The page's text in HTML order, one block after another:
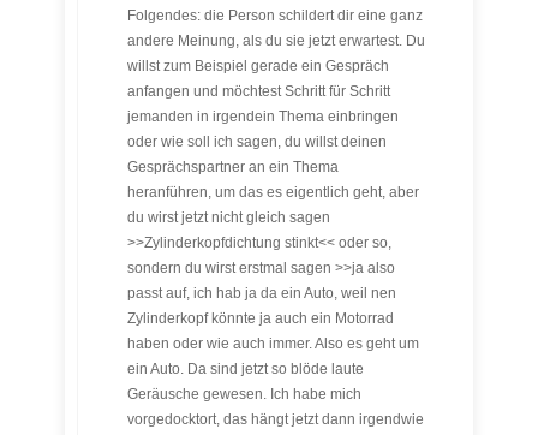
Folgendes: die Person schildert dir eine ganz
andere Meinung, als du sie jetzt erwartest. Du
willst zum Beispiel gerade ein Gespräch
anfangen und möchtest Schritt für Schritt
jemanden in irgendein Thema einbringen
oder wie soll ich sagen, du willst deinen
Gesprächspartner an ein Thema
heranführen, um das es eigentlich geht, aber
du wirst jetzt nicht gleich sagen
>>Zylinderkopfdichtung stinkt<< oder so,
sondern du wirst erstmal sagen >>ja also
passt auf, ich hab ja da ein Auto, weil nen
Zylinderkopf könnte ja auch ein Motorrad
haben oder wie auch immer. Also es geht um
ein Auto. Da sind jetzt so blöde laute
Geräusche gewesen. Ich habe mich
vorgedocktort, das hängt jetzt dann irgendwie